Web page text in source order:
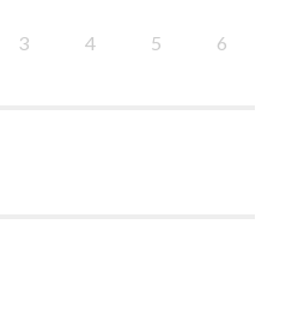
3 4 5 6